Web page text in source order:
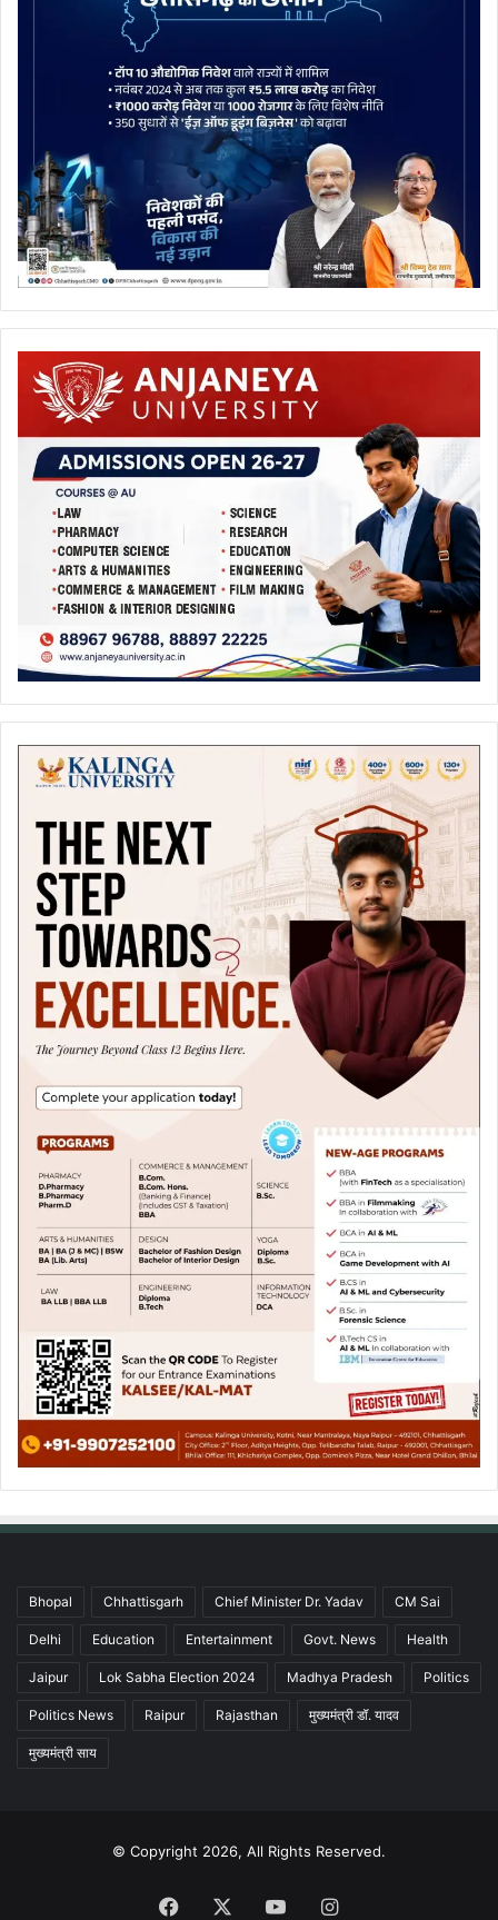
Bhopal Chhattisgarh Chief Minister Dr. Yadav CM Sai
Delhi Education Entertainment Govt. News Health
Jaipur Lok Sabha Election 2024 Madhya Pradesh Politics
Politics News Raipur Rajasthan मुख्यमंत्री डॉ. यादव
मुख्यमंत्री साय
© Copyright 2026, All Rights Reserved.
Facebook YouTubeInstagram